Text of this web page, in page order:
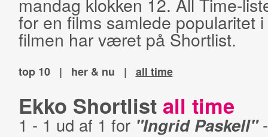
for en films samlede popularitet
filmen har været på Shortlist.
top 10 | her & nu | all time
Ekko Shortlist all time
1 - 1 ud af 1 for "Ingrid Paskell"